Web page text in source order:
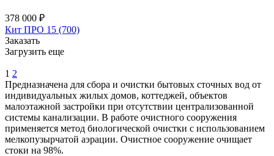
378 000 ₽
Кит ПРО 15 (700)
Заказать
Загрузить еще
1 2
Предназначена для сбора и очистки бытовых сточных вод от
индивидуальных жилых домов, коттеджей, объектов
малоэтажной застройки при отсутствии централизованной
системы канализации. В работе очистного сооружения
применяется метод биологической очистки с использованием
мелкопузырчатой аэрации. Очистное сооружение очищает
стоки на 98%.